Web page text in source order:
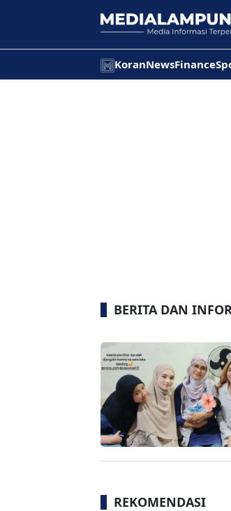
KoranNewsFinance
BERITA DAN
REKOMENDASI